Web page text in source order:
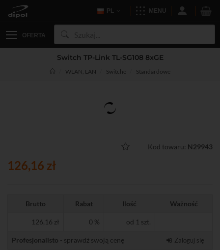
PL MENU
OFERTA
Switch TP-Link TL-SG108 8xGE
WLAN, LAN Switche Standardowe
Kod towaru: N29943
126,16 zł
Brutto Rabat Ilość Ważność
126,16 zł 0 % od 1 szt.
Profesjonalisto - sprawdź swoją cenę Zaloguj się